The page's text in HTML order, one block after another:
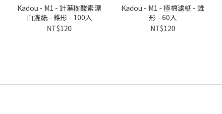
Kadou - M1 - 針葉樹酸素漂
白濾紙 - 錐形 - 100入
NT$120
Kadou - M1 - 極棉濾紙 - 錐
形 - 60入
NT$120